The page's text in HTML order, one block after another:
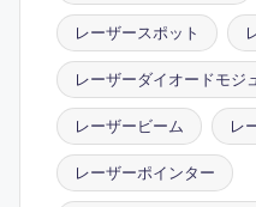
レーザースポット
レーザーダイオードモジ
レーザービーム レ
レーザーポインター